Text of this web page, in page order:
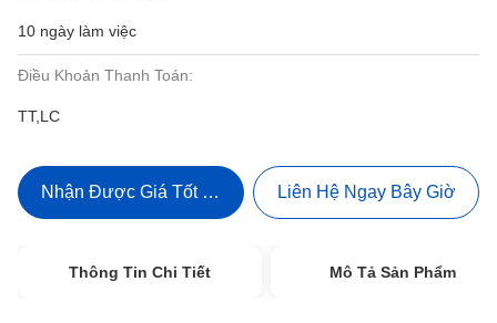
10 ngày làm việc
Điều Khoản Thanh Toán:
TT,LC
Nhận Được Giá Tốt Nhất Liên Hệ Ngay Bây Giờ
Thông Tin Chi Tiết Mô Tả Sản Phẩm